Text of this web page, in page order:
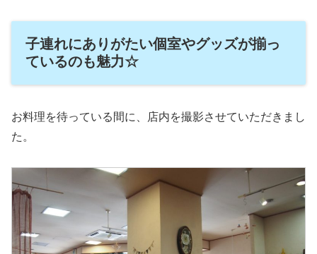
子連れにありがたい個室やグッズが揃っ
ているのも魅力☆
お料理を待っている間に、店内を撮影させていただきまし
た。